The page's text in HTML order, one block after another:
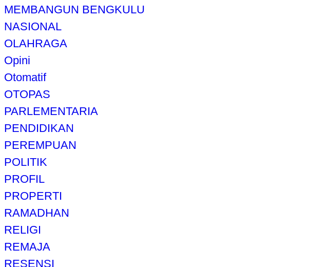
MEMBANGUN BENGKULU
NASIONAL
OLAHRAGA
Opini
Otomatif
OTOPAS
PARLEMENTARIA
PENDIDIKAN
PEREMPUAN
POLITIK
PROFIL
PROPERTI
RAMADHAN
RELIGI
REMAJA
RESENSI